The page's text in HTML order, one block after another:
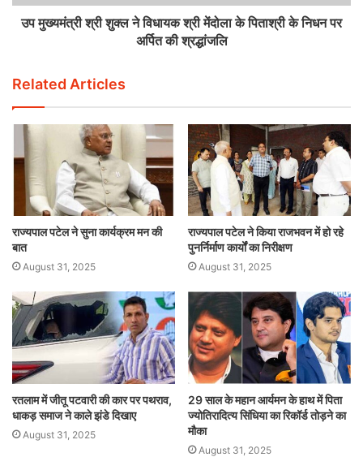
उप मुख्यमंत्री श्री शुक्ल ने विधायक श्री मेंदोला के पिताश्री के निधन पर
अर्पित की श्रद्धांजलि
Related Articles
राज्यपाल पटेल ने सुना कार्यक्रम मन की
बात
August 31, 2025
राज्यपाल पटेल ने किया राजभवन में हो रहे
पुनर्निर्माण कार्यों का निरीक्षण
August 31, 2025
रतलाम में जीतू पटवारी की कार पर पथराव,
धाकड़ समाज ने काले झंडे दिखाए
August 31, 2025
29 साल के महान आर्यमन के हाथ में पिता
ज्योतिरादित्य सिंधिया का रिकॉर्ड तोड़ने का
मौका
August 31, 2025